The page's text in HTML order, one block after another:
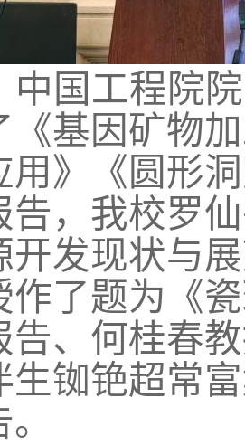
中国工程院
《基因矿物
用》《圆形
告，我校罗
开发现状与
作了题为《
告、何桂春
生铷铯超常